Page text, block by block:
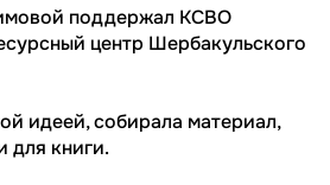
поддержал КСВО
центр Шербакульского
идеей, собирала материал,
для книги.